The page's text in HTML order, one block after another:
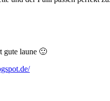
gute laune 🙂